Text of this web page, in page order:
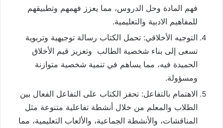
فهم المادة وحل الدروس، مما يعزز فهمهم وتطبيقهم
للمفاهيم الادبية والتعليمية.
التوجيه الأخلاقي: تحمل الكتاب رسالة توجيهية وتربوية
تسعى إلى بناء شخصية الطالب وتعزيز قيم الأخلاق
الحميدة فيه، مما يساهم في تنمية شخصية متوازنة
ومسؤولة.
الاهتمام بالتفاعل: تحفز الكتاب على التفاعل الفعال بين
الطلاب والمعلم من خلال أنشطة تفاعلية متنوعة مثل
المناقشات، والأنشطة الجماعية، والألعاب التعليمية، مما